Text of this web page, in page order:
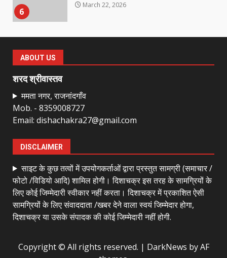
6
March 22, 2026
7
March 21, 2026
1
नाबालिक के प्रसव मामले में फरार आरोपी के
संबंध में इनाम की उद्घोषना
2
बदहाल हो गई है राजनांदगाँव-खैरागढ़ सड़क
March 25, 2026
कार्यालय का घेराव
ABOUT US
शरद श्रीवास्तव
ममता नगर, राजनांदगाँव
Mob. - 8359008727
Email: dishachakra27@gmail.com
DISCLAIMER
साइट के कुछ तत्वों में उपयोगकर्ताओं द्वारा प्रस्तुत सामग्री (समाचार /
फोटो /विडियो आदि) शामिल होगी। दिशाचक्र इस तरह के सामग्रियों के
लिए कोई जिम्मेदारी स्वीकार नहीं करता। दिशाचक्र में प्रकाशित ऐसी
सामग्रियों के लिए संवाददाता /खबर देने वाला स्वयं जिम्मेदार होगा,
दिशाचक्र या उसके संपादक की कोई जिम्मेदारी नहीं होगी.
Copyright © All rights reserved. | DarkNews by AF